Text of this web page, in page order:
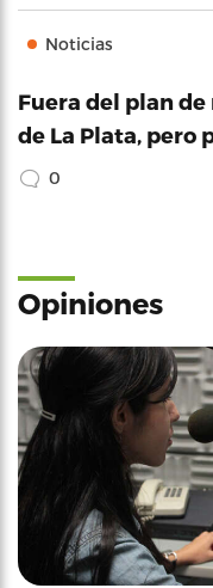
Noticias
Fuera del plan
de La Plata, pero
0
Opiniones